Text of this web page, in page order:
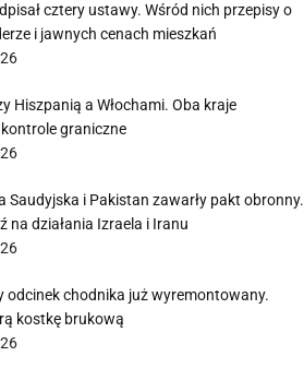
cztery ustawy. Wśród nich przepisy o
i jawnych cenach mieszkań
Hiszpanią a Włochami. Oba kraje
graniczne
Saudyjska i Pakistan zawarły pakt obronny.
na działania Izraela i Iranu
odcinek chodnika już wyremontowany.
kostkę brukową